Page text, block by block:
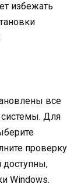
избежать
все
Для
проверку
доступны,
Windows.